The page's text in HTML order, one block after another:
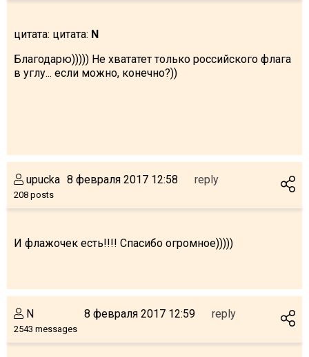
цитата: цитата: N
Благодарю))))) Не хвататет только российского флага
в углу... если можно, конечно?))
upucka
208 posts
8 февраля 2017 12:58 reply
И флажочек есть!!!! Спасибо огромное)))))
N
2543 messages
8 февраля 2017 12:59 reply